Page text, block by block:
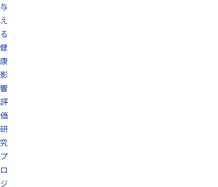
与
え
る
健
康
影
響
評
価
研
究
プ
ロ
ジ